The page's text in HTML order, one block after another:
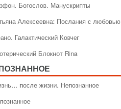
Богослов. Манускрипты
Алексеевна: Послания с любовью
Галактический Ковчег
Блокнот Rina
после жизни. Непознанное